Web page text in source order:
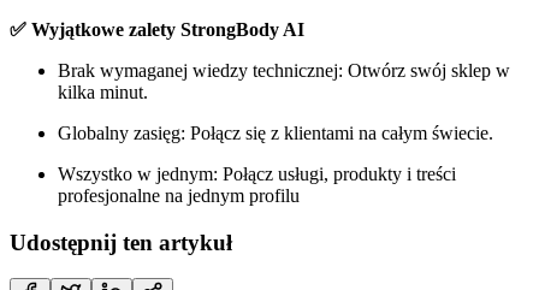
✅ Wyjątkowe zalety StrongBody AI
Brak wymaganej wiedzy technicznej: Otwórz swój sklep w
kilka minut.
Globalny zasięg: Połącz się z klientami na całym świecie.
Wszystko w jednym: Połącz usługi, produkty i treści
profesjonalne na jednym profilu
Udostępnij ten artykuł